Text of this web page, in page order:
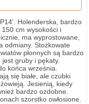
Holenderska, bardzo
cm wysokości i
ma wyprostowane,
odmiany. Stożkowate
płonnych są bardzo
gruby i pękaty.
końca września.
się białe, ale czubki
Jesienią, kiedy
bardzo ozdobne.
szorstko owłosione.